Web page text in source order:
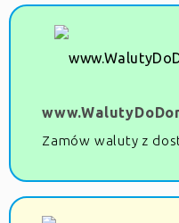
Zamów waluty z